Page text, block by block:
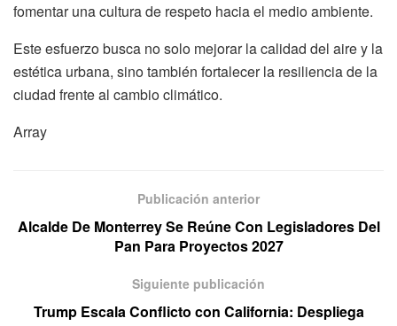
fomentar una cultura de respeto hacia el medio ambiente.
Este esfuerzo busca no solo mejorar la calidad del aire y la
estética urbana, sino también fortalecer la resiliencia de la
ciudad frente al cambio climático.
Array
Publicación anterior
Alcalde De Monterrey Se Reúne Con Legisladores Del
Pan Para Proyectos 2027
Siguiente publicación
Trump Escala Conflicto con California: Despliega